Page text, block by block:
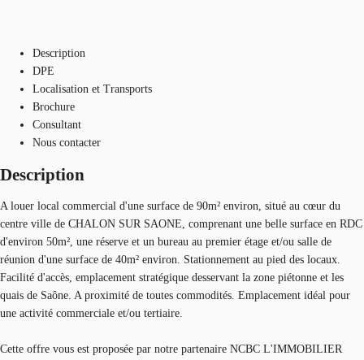
Description
DPE
Localisation et Transports
Brochure
Consultant
Nous contacter
Description
A louer local commercial d'une surface de 90m² environ, situé au cœur du
centre ville de CHALON SUR SAONE, comprenant une belle surface en RDC
d'environ 50m², une réserve et un bureau au premier étage et/ou salle de
réunion d'une surface de 40m² environ. Stationnement au pied des locaux.
Facilité d'accès, emplacement stratégique desservant la zone piétonne et les
quais de Saône. A proximité de toutes commodités. Emplacement idéal pour
une activité commerciale et/ou tertiaire.
Cette offre vous est proposée par notre partenaire NCBC L'IMMOBILIER